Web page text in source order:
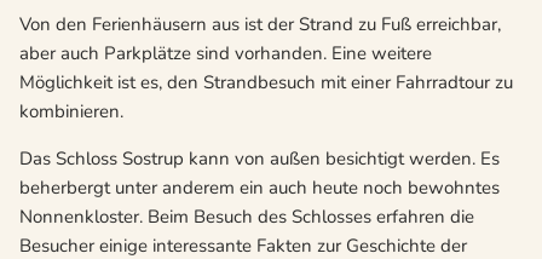
Von den Ferienhäusern aus ist der Strand zu Fuß erreichbar,
aber auch Parkplätze sind vorhanden. Eine weitere
Möglichkeit ist es, den Strandbesuch mit einer Fahrradtour zu
kombinieren.
Das Schloss Sostrup kann von außen besichtigt werden. Es
beherbergt unter anderem ein auch heute noch bewohntes
Nonnenkloster. Beim Besuch des Schlosses erfahren die
Besucher einige interessante Fakten zur Geschichte der